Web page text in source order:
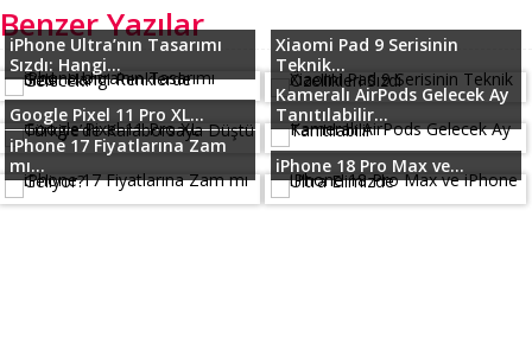
Benzer Yazılar
iPhone Ultra’nın Tasarımı
Sızdı: Hangi...
Xiaomi Pad 9 Serisinin
Teknik...
Google Pixel 11 Pro XL...
Kameralı AirPods Gelecek Ay
Tanıtılabilir...
iPhone 17 Fiyatlarına Zam
mı...
iPhone 18 Pro Max ve...